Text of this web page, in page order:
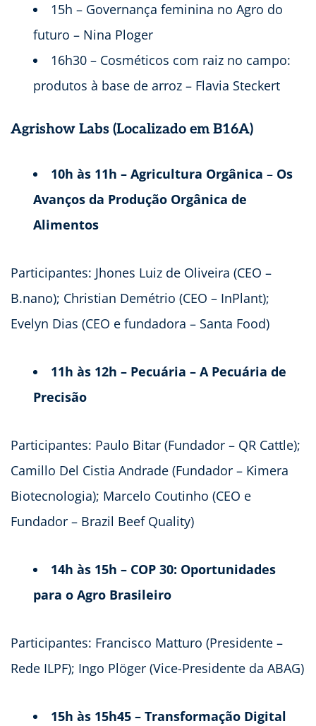
15h – Governança feminina no Agro do
futuro – Nina Ploger
16h30 – Cosméticos com raiz no campo:
produtos à base de arroz – Flavia Steckert
Agrishow Labs (Localizado em B16A)
10h às 11h – Agricultura Orgânica – Os
Avanços da Produção Orgânica de
Alimentos
Participantes: Jhones Luiz de Oliveira (CEO –
B.nano); Christian Demétrio (CEO – InPlant);
Evelyn Dias (CEO e fundadora – Santa Food)
11h às 12h – Pecuária – A Pecuária de
Precisão
Participantes: Paulo Bitar (Fundador – QR Cattle);
Camillo Del Cistia Andrade (Fundador – Kimera
Biotecnologia); Marcelo Coutinho (CEO e
Fundador – Brazil Beef Quality)
14h às 15h – COP 30: Oportunidades
para o Agro Brasileiro
Participantes: Francisco Matturo (Presidente –
Rede ILPF); Ingo Plöger (Vice-Presidente da ABAG)
15h às 15h45 – Transformação Digital